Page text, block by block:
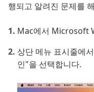
행되고 알려진 문제를
Mac에서 Microsoft
상단 메뉴 표시줄에
인"을 선택합니다.